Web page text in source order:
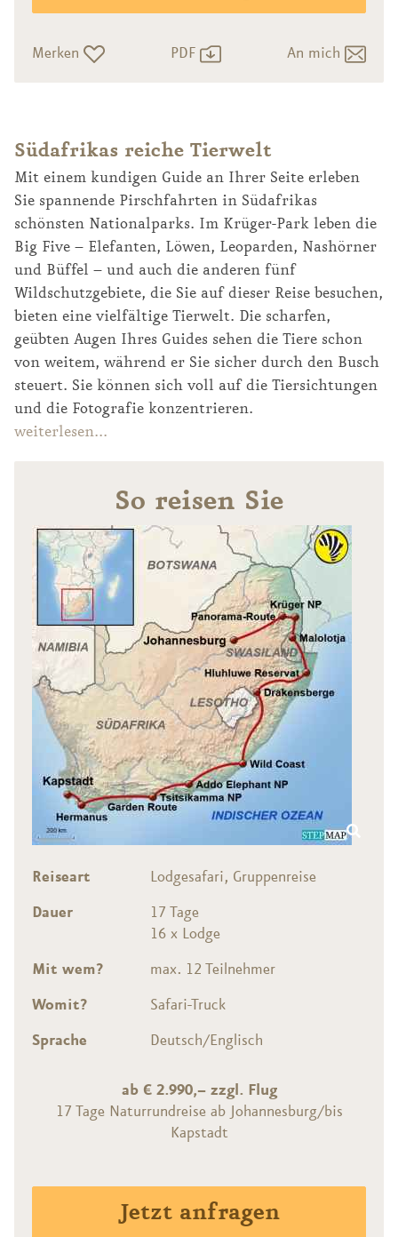
Merken PDF An mich
Südafrikas reiche Tierwelt
Mit einem kundigen Guide an Ihrer Seite erleben
Sie spannende Pirschfahrten in Südafrikas
schönsten Nationalparks. Im Krüger-Park leben die
Big Five – Elefanten, Löwen, Leoparden, Nashörner
und Büffel – und auch die anderen fünf
Wildschutzgebiete, die Sie auf dieser Reise besuchen,
bieten eine vielfältige Tierwelt. Die scharfen,
geübten Augen Ihres Guides sehen die Tiere schon
von weitem, während er Sie sicher durch den Busch
steuert. Sie können sich voll auf die Tiersichtungen
und die Fotografie konzentrieren.
Südafrika trägt den Beinamen „Eine Welt in einem
grandios: Savanne und Steppe, hohe Berge,
Schluchten und Wasserfälle, karge Halbwüsten,
Farmland, pulsierende Städte und verträumte
Dörfer, schroffe Küsten, Sandstrände, dichte Wälder
und Weinbaugebiete. Apropos Wein – wie überall
auf Safari in Afrika wird der Sonnenuntergang
damit gern zelebriert, vor immer neuer großartiger
Kulisse.
Einmal im Leben Kapstadt besuchen, die
Südafrikas „Mother City“ schmiegt sich an die
Ausläufer des mächtigen Tafelbergs, der wie ein
Wahrzeichen hinter der Stadt thront. Der Atlantik
rahmt die Stadt von der anderen Seite ein. So
vielfältig wie das ganze Land ist auch das Ausflugs-
und Besichtigungsangebot dieser quirligen Stadt.
Nehmen Sie sich Zeit und bleiben Sie ein paar Tage
länger, es lohnt sich!
weiterlesen...
So reisen Sie
Reiseart
Lodgesafari, Gruppenreise
Dauer
17 Tage
16 x Lodge
Mit wem?
max. 12 Teilnehmer
Womit?
Safari-Truck
Sprache
Deutsch/Englisch
ab € 2.990,– zzgl. Flug
17 Tage Naturrundreise ab Johannesburg/bis
Kapstadt
Jetzt anfragen